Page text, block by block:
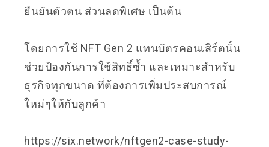
ยืนยันตัวตน ส่วนลดพิเศษ เป็นต้น
โดยการใช้ NFT Gen 2 แทนบัตรคอนเสิร์ตนั้น
ช่วยป้องกันการใช้สิทธิ์ซ้ำ และเหมาะสำหรับ
ธุรกิจทุกขนาด ที่ต้องการเพิ่มประสบการณ์
ใหม่ๆให้กับลูกค้า
https://six.network/nftgen2-case-study-